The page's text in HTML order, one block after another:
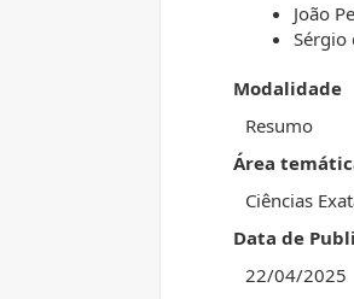
João
Sérgio
Modalidade
Resumo
Área
Ciências
Data de
22/04/2025